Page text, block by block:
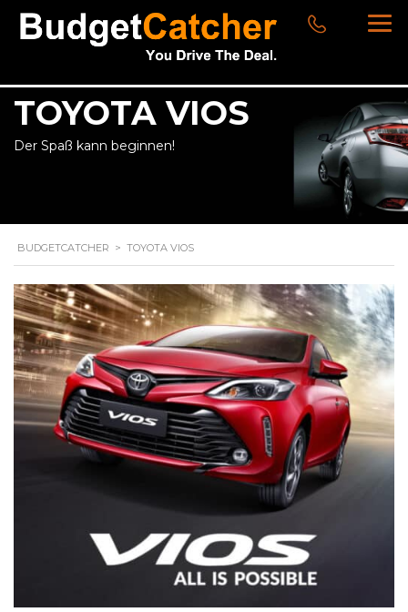
TOYOTA VIOS
Der Spaß kann beginnen!
BUDGETCATCHER > TOYOTA VIOS